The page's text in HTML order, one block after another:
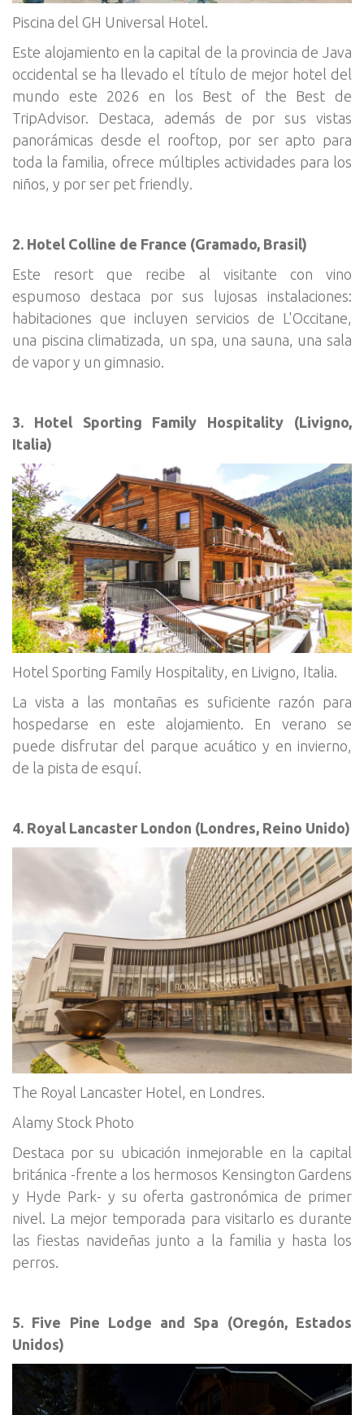
Piscina del GH Universal Hotel.
Este alojamiento en la capital de la provincia de Java
occidental se ha llevado el título de mejor hotel del
mundo este 2026 en los Best of the Best de
TripAdvisor. Destaca, además de por sus vistas
panorámicas desde el rooftop, por ser apto para
toda la familia, ofrece múltiples actividades para los
niños, y por ser pet friendly.
2. Hotel Colline de France (Gramado, Brasil)
Este resort que recibe al visitante con vino
espumoso destaca por sus lujosas instalaciones:
habitaciones que incluyen servicios de L'Occitane,
una piscina climatizada, un spa, una sauna, una sala
de vapor y un gimnasio.
3. Hotel Sporting Family Hospitality (Livigno,
Italia)
Hotel Sporting Family Hospitality, en Livigno, Italia.
La vista a las montañas es suficiente razón para
hospedarse en este alojamiento. En verano se
puede disfrutar del parque acuático y en invierno,
de la pista de esquí.
4. Royal Lancaster London (Londres, Reino Unido)
The Royal Lancaster Hotel, en Londres.
Alamy Stock Photo
Destaca por su ubicación inmejorable en la capital
británica -frente a los hermosos Kensington Gardens
y Hyde Park- y su oferta gastronómica de primer
nivel. La mejor temporada para visitarlo es durante
las fiestas navideñas junto a la familia y hasta los
perros.
5. Five Pine Lodge and Spa (Oregón, Estados
Unidos)